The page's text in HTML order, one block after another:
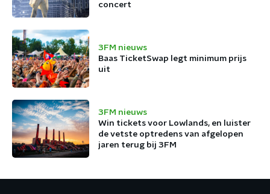
concert
3FM nieuws
Baas TicketSwap legt minimum prijs
uit
3FM nieuws
Win tickets voor Lowlands, en luister
de vetste optredens van afgelopen
jaren terug bij 3FM